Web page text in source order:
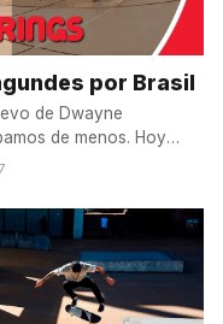
por Brasil
de Dwayne
de menos. Hoy